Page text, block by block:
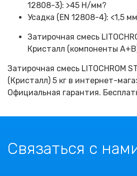
12808-3): >45 Н/мм?
Усадка (EN 12808-4): <1,5
Затирочная смесь
Кристалл (компоненты
Затирочная смесь LITOCHROM
(Кристалл) 5 кг в интернет-
Официальная гарантия.
Связаться с